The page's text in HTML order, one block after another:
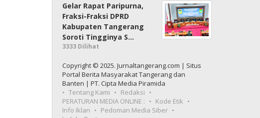
Gelar Rapat Paripurna,
Fraksi-Fraksi DPRD
Kabupaten Tangerang
Soroti Tingginya S…
3333 Dilihat
Copyright © 2025. Jurnaltangerang.com | Situs
Portal Berita Masyarakat Tangerang dan
Banten | PT. Cipta Media Piramida
Tentang Kami
Redaksi
PERATURAN MEDIA ONLINE :
Kode Etik
Info Iklan
Pedoman Media Siber